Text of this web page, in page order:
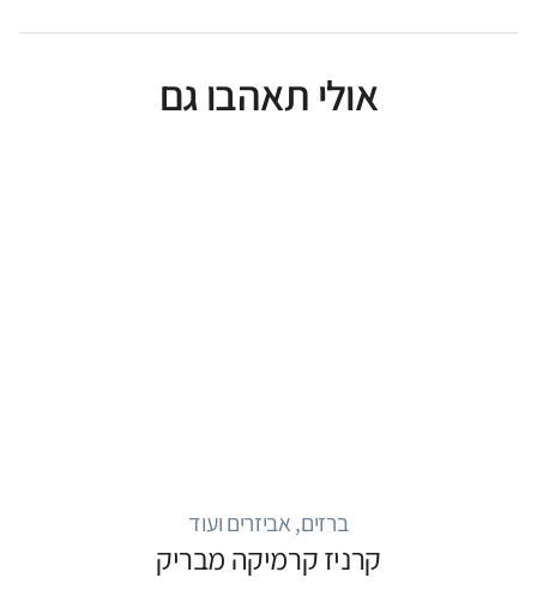
אולי תאהבו גם
ברזים, אביזרים ועוד
קרניז קרמיקה מבריק